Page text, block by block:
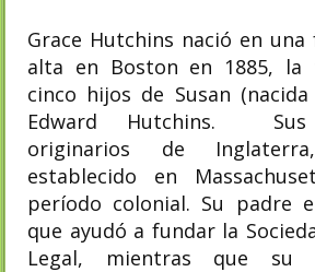
Grace Hutchins nació en una
alta en Boston en 1885, la
cinco hijos de Susan
Edward Hutchins. Sus
originarios de
establecido en
período colonial. Su padre
que ayudó a fundar la
Legal, mientras que su